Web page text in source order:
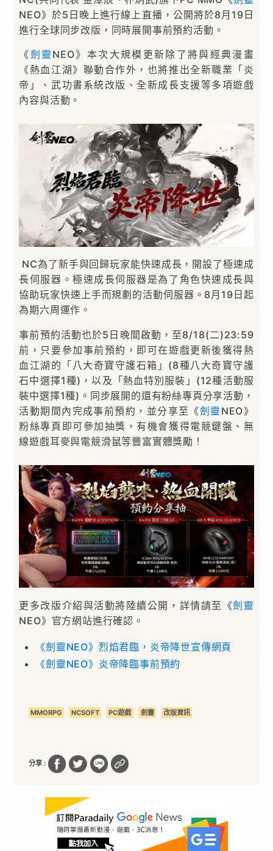
NEO》於5日晚上進行線上直播，公開將於8月19日
進行全球同步改版，同時展開事前預約活動。
《劍靈 NEO》本次大規模更新除了將與經典漫畫
《熱血江湖》聯動合作外，也將推出全新職業「炎
帝」、武功書系統改版、全新成長支援等多項遊戲
內容與活動。
NC為了新手與回歸玩家能快速成長，開設了極速成
長伺服器。極速成長伺服器是為了角色快速成長與
協助玩家快速上手而規劃的活動伺服器。8月19日起
為期六周運作。
事前預約活動也於5日晚間啟動，至8/18(二)23:59
前，只要參加事前預約，即可在遊戲更新後獲得熱
血江湖的「八大奇寶守護石箱」(8種八大奇寶守護
石中選擇1種)，以及「熱血特別服裝」(12種活動服
裝中選擇1種)。同步展開的還有粉絲專頁分享活動，
活動期間內完成事前預約，並分享至《劍靈 NEO》
粉絲專頁即可參加抽獎，有機會獲得電競鍵盤、無
線遊戲耳麥與電競滑鼠等豐富實體獎勵！
更多改版介紹與活動將陸續公開，詳情請至《劍靈
NEO》官方網站進行確認。
《劍靈NEO》烈焰君臨，炎帝降世宣傳網頁
《劍靈NEO》炎帝降臨事前預約
MMORPG NCSOFT PC遊戲 劍靈 改版資訊
分享 :